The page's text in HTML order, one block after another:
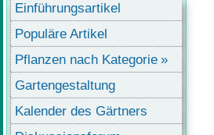
Einführungsartikel
Populäre Artikel
Pflanzen nach Kategorie
Gartengestaltung
Kalender des Gärtners